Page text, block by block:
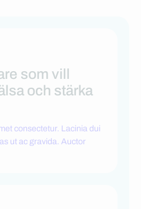
som vill
och stärka
consectetur. Lacinia dui
ut ac gravida. Auctor